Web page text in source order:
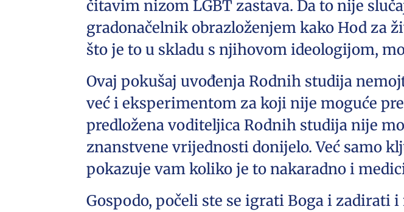
čitavim nizom LGBT zastava. Da to nije
gradonačelnik obrazloženjem kako Hod za
što je to u skladu s njihovom ideologijom,
Ovaj pokušaj uvođenja Rodnih studija
već i eksperimentom za koji nije moguće
predložena voditeljica Rodnih studija nije
znanstvene vrijednosti donijelo. Već samo
pokazuje vam koliko je to nakaradno i
Gospodo, počeli ste se igrati Boga i zadirati